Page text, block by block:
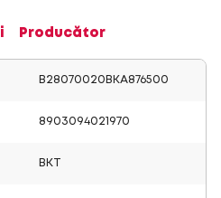
Producător
B28070020BKA876500
8903094021970
BKT